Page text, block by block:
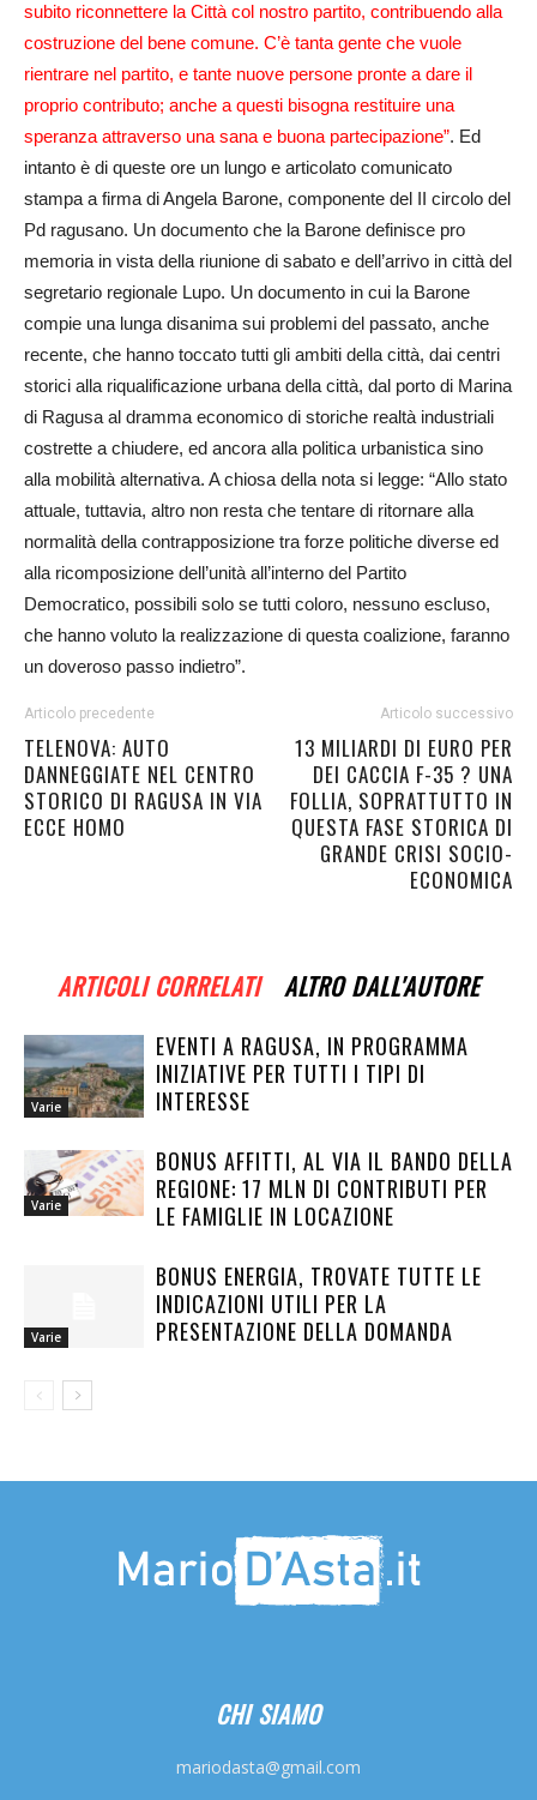
subito riconnettere la Città col nostro partito, contribuendo alla
costruzione del bene comune. C’è tanta gente che vuole
rientrare nel partito, e tante nuove persone pronte a dare il
proprio contributo; anche a questi bisogna restituire una
speranza attraverso una sana e buona partecipazione”. Ed
intanto è di queste ore un lungo e articolato comunicato
stampa a firma di Angela Barone, componente del II circolo del
Pd ragusano. Un documento che la Barone definisce pro
memoria in vista della riunione di sabato e dell’arrivo in città del
segretario regionale Lupo. Un documento in cui la Barone
compie una lunga disanima sui problemi del passato, anche
recente, che hanno toccato tutti gli ambiti della città, dai centri
storici alla riqualificazione urbana della città, dal porto di Marina
di Ragusa al dramma economico di storiche realtà industriali
costrette a chiudere, ed ancora alla politica urbanistica sino
alla mobilità alternativa. A chiosa della nota si legge: “Allo stato
attuale, tuttavia, altro non resta che tentare di ritornare alla
normalità della contrapposizione tra forze politiche diverse ed
alla ricomposizione dell’unità all’interno del Partito
Democratico, possibili solo se tutti coloro, nessuno escluso,
che hanno voluto la realizzazione di questa coalizione, faranno
un doveroso passo indietro”.
Articolo precedente
TELENOVA: AUTO
DANNEGGIATE NEL CENTRO
STORICO DI RAGUSA IN VIA
ECCE HOMO
Articolo successivo
13 MILIARDI DI EURO PER
DEI CACCIA F-35 ? UNA
FOLLIA, SOPRATTUTTO IN
QUESTA FASE STORICA DI
GRANDE CRISI SOCIO-
ECONOMICA
ARTICOLI CORRELATI ALTRO DALL'AUTORE
Varie
EVENTI A RAGUSA, IN PROGRAMMA
INIZIATIVE PER TUTTI I TIPI DI
INTERESSE
Varie
BONUS AFFITTI, AL VIA IL BANDO DELLA
REGIONE: 17 MLN DI CONTRIBUTI PER
LE FAMIGLIE IN LOCAZIONE
Varie
BONUS ENERGIA, TROVATE TUTTE LE
INDICAZIONI UTILI PER LA
PRESENTAZIONE DELLA DOMANDA
CHI SIAMO
mariodasta@gmail.com